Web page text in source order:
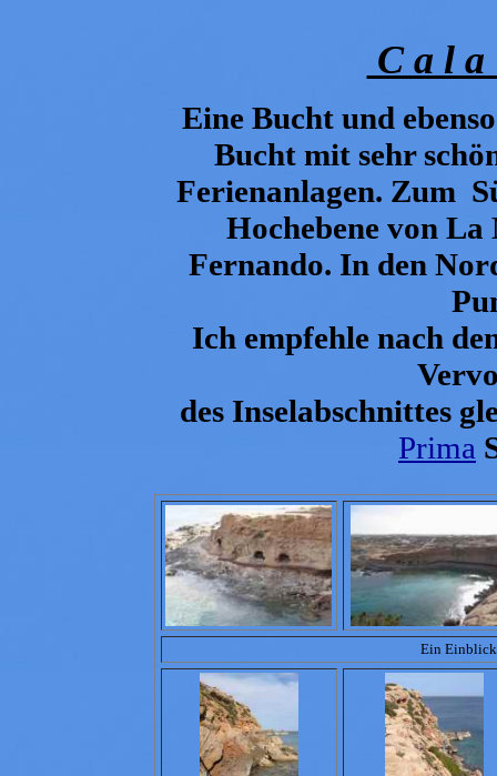
C a l
Eine Bucht und
Bucht mit sehr
Ferienanlagen. Zum
Hochebene von La
Fernando. In den
Ich empfehle nach
des Inselabschnittes
Prima
Ein Einblick